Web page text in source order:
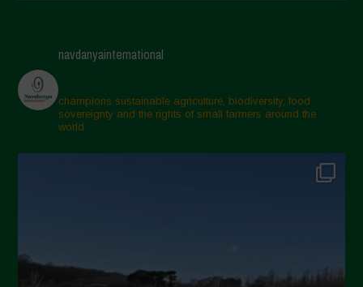
Aprile 2025
Marzo 2025
Febbraio 2025
Gennaio 2025
Settembre 2024
navdanyainternational
champions sustainable agriculture, biodiversity, food
sovereignty and the rights of small farmers around the
world.